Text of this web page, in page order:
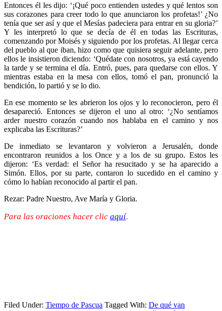
Entonces él les dijo: ‘¡Qué poco entienden ustedes y qué lentos son
sus corazones para creer todo lo que anunciaron los profetas!’ ¿No
tenía que ser así y que el Mesías padeciera para entrar en su gloria?’
Y les interpretó lo que se decía de él en todas las Escrituras,
comenzando por Moisés y siguiendo por los profetas. Al llegar cerca
del pueblo al que iban, hizo como que quisiera seguir adelante, pero
ellos le insistieron diciendo: ‘Quédate con nosotros, ya está cayendo
la tarde y se termina el día. Entró, pues, para quedarse con ellos. Y
mientras estaba en la mesa con ellos, tomó el pan, pronunció la
bendición, lo partió y se lo dio.
En ese momento se les abrieron los ojos y lo reconocieron, pero él
desapareció. Entonces se dijeron el uno al otro: ‘¿No sentíamos
arder nuestro corazón cuando nos hablaba en el camino y nos
explicaba las Escrituras?’
De inmediato se levantaron y volvieron a Jerusalén, donde
encontraron reunidos a los Once y a los de su grupo. Estos les
dijeron: ‘Es verdad: el Señor ha resucitado y se ha aparecido a
Simón. Ellos, por su parte, contaron lo sucedido en el camino y
cómo lo habían reconocido al partir el pan.
Rezar: Padre Nuestro, Ave María y Gloria.
Para las oraciones hacer clic aquí.
Filed Under: Tiempo de Pascua Tagged With: De qué van